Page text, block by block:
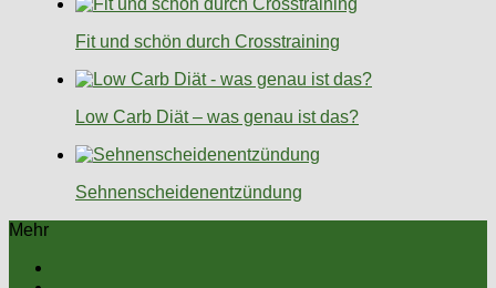
Fit und schön durch Crosstraining
Low Carb Diät – was genau ist das?
Sehnenscheidenentzündung
Mehr